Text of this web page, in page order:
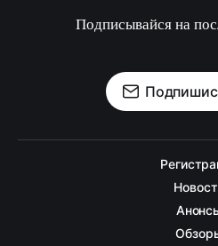
Подписывайся на